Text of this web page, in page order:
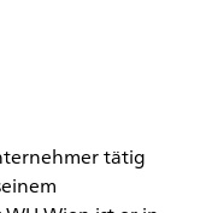
tätig